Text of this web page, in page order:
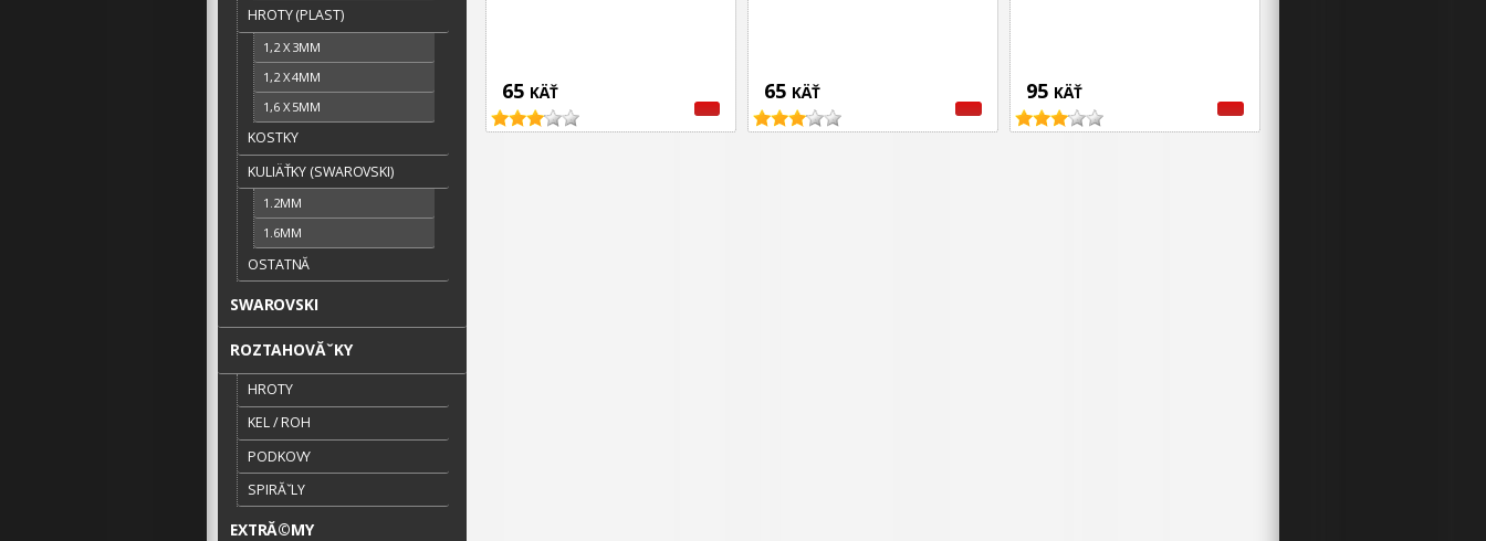
65 KÄŤ 65 KÄŤ 95 KÄŤ
HROTY (PLAST)
1,2 X 3MM
1,2 X 4MM
1,6 X 5MM
KOSTKY
KULIÄŤKY (SWAROVSKI)
1.2MM
1.6MM
OSTATNĂ­
SWAROVSKI
ROZTAHOVĂˇKY
HROTY
KEL / ROH
PODKOVY
SPIRĂˇLY
EXTRĂ©MY